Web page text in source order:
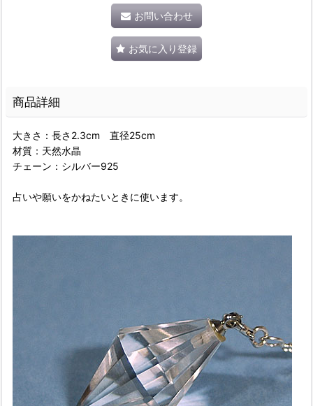
お問い合わせ
お気に入り登録
商品詳細
大きさ：長さ2.3cm 直径25cm
材質：天然水晶
チェーン：シルバー925
占いや願いをかねたいときに使います。